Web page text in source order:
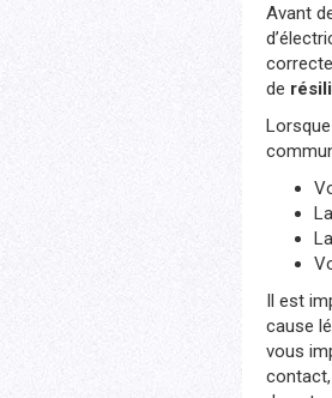
Avant
de
Il est
cause
vous